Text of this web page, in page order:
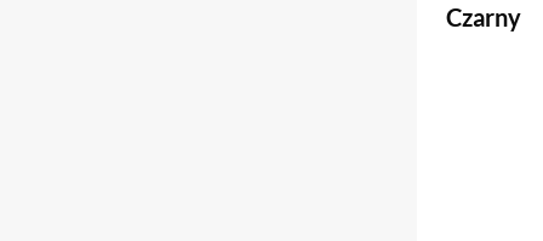
Czarny